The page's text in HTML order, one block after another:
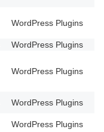
WordPress Plugins
WordPress Plugins
WordPress Plugins
WordPress Plugins
WordPress Plugins